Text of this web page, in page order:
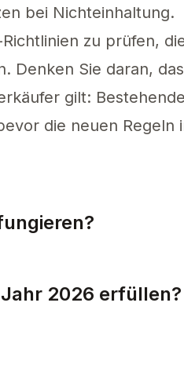
bei Nichteinhaltung.
zu prüfen,
Denken Sie daran,
gilt:
die neuen Regeln
2026 erfüllen?